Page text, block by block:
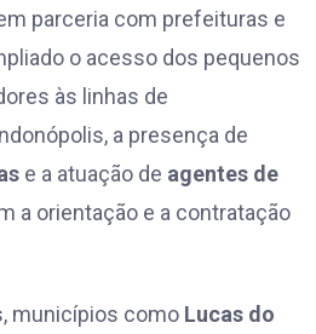
parceria com prefeituras e
o acesso dos pequenos
às linhas de
a presença de
e a atuação de agentes de
a orientação e a contratação
municípios como Lucas do